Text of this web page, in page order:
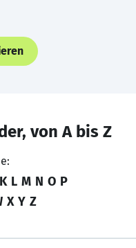
von A bis Z
K L M N O P
X Y Z